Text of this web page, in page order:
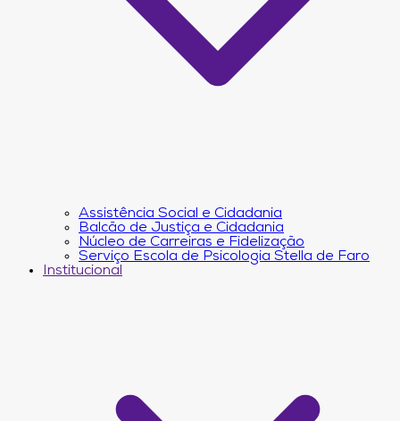
Assistência Social e Cidadania
Balcão de Justiça e Cidadania
Núcleo de Carreiras e Fidelização
Serviço Escola de Psicologia Stella de Faro
Institucional